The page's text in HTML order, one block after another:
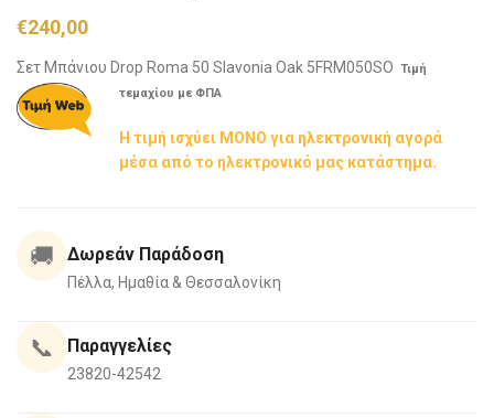
€240,00
Σετ Μπάνιου Drop Roma 50 Slavonia Oak 5FRM050SO Τιμή
τεμαχίου με ΦΠΑ
Η τιμή ισχύει ΜΟΝΟ για ηλεκτρονική αγορά
μέσα από το ηλεκτρονικό μας κατάστημα.
🚚 Δωρεάν Παράδοση
Πέλλα, Ημαθία & Θεσσαλονίκη
📞 Παραγγελίες
23820-42542